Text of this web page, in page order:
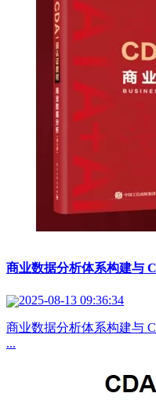
商业数据分析体系构建与
2025-08-13 09:36:34
商业数据分析体系构建与
...